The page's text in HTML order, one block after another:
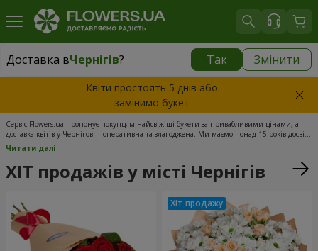
Доставка вЧернігів? Так Змінити
Доставка вЧернігів|
Квіти простоять 5 днів або
замінимо букет
Сервіс Flowers.ua пропонує покупцям найсвіжіші букети за привабливими цінами, а
доставка квітів у Чернігові – оперативна та злагоджена. Ми маємо понад 15 років досвіду
у сфері продажів, тому можемо запропонувати вам найкращі умови. В онлайн-каталозі
представлені рідкісні сорти квітів, які важко знайти в роздрібних магазинах міста. Наша
компанія здійснює швидку доставку квітів у Чернігові, а наші флористи – справжні
професіонали з великим досвідом створення вишуканих квіткових композицій.
Обирайте букет, що вам сподобався, і ми доставимо його адресату у зазначений термін.
Читати далі
ХІТ продажів у місті Чернігів